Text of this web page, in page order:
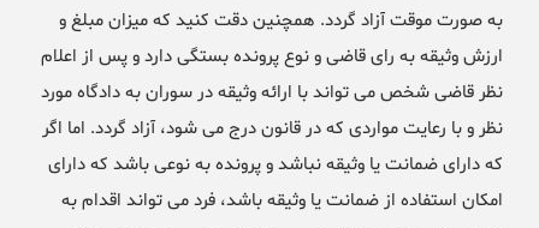
به صورت موقت آزاد گردد. همچنین دقت کنید که میزان مبلغ و
ارزش وثیقه به رای قاضی و نوع پرونده بستگی دارد و پس از اعلام
نظر قاضی شخص می تواند با ارائه وثیقه در سوران به دادگاه مورد
نظر و با رعایت مواردی که در قانون درج می شود، آزاد گردد. اما اگر
که دارای ضمانت یا وثیقه نباشد و پرونده به نوعی باشد که دارای
امکان استفاده از ضمانت یا وثیقه باشد، فرد می تواند اقدام به